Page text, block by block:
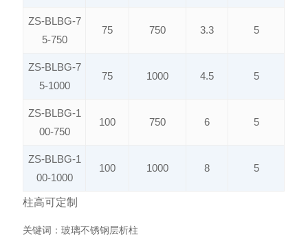
ZS-BLBG-7
5-750
75 750 3.3 5
ZS-BLBG-7
5-1000
75 1000 4.5 5
ZS-BLBG-1
00-750
100 750 6 5
ZS-BLBG-1
00-1000
100 1000 8 5
柱高可定制
关键词：玻璃不锈钢层析柱